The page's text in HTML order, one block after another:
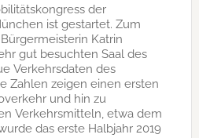
der
ist gestartet. Zum
Katrin
gut besuchten Saal des
Verkehrsdaten des
Zahlen zeigen einen ersten
und hin zu
Verkehrsmitteln, etwa dem
das erste Halbjahr 2019